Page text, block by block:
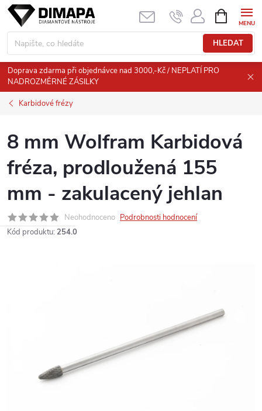
Přejít
obsah
HLEDAT
NÁKUPNÍ
KOŠÍK
Doprava zdarma při objednávce nad 3000,-Kč / NEPLATÍ PRO
NADROZMĚRNÉ ZÁSILKY
Karbidové frézy
8 mm Wolfram Karbidová
fréza, prodloužená 155
mm - zakulacený jehlan
Neohodnoceno Podrobnosti hodnocení
Kód produktu: 254.0